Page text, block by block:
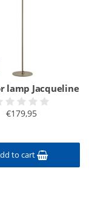
lamp Jacqueline
€179,95
to cart